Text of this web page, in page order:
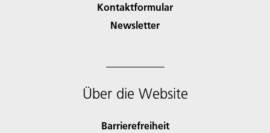
Kontaktformular
Newsletter
Über die Website
Barrierefreiheit